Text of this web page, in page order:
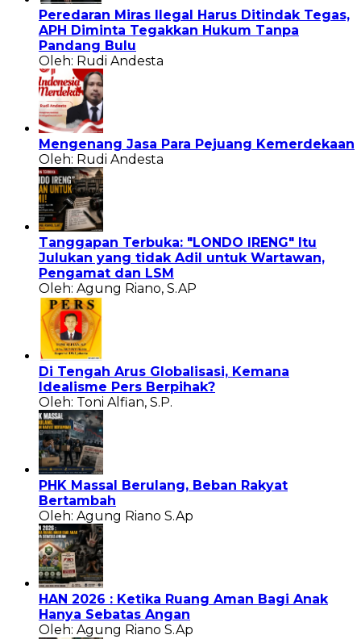
Peredaran Miras Ilegal Harus Ditindak Tegas,
APH Diminta Tegakkan Hukum Tanpa
Pandang Bulu
Oleh: Rudi Andesta
Mengenang Jasa Para Pejuang Kemerdekaan
Oleh: Rudi Andesta
Tanggapan Terbuka: "LONDO IRENG" Itu
Julukan yang tidak Adil untuk Wartawan,
Pengamat dan LSM
Oleh: Agung Riano, S.AP
Di Tengah Arus Globalisasi, Kemana
Idealisme Pers Berpihak?
Oleh: Toni Alfian, S.P.
PHK Massal Berulang, Beban Rakyat
Bertambah
Oleh: Agung Riano S.Ap
HAN 2026 : Ketika Ruang Aman Bagi Anak
Hanya Sebatas Angan
Oleh: Agung Riano S.Ap